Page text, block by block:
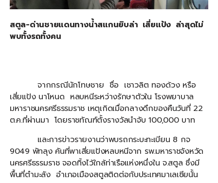
สตูล-ด่านชายแดนทางน้ำสแกนยิบล่า เสี่ยแป้ง ล่าสุดไม่
พบทั้งรถทั้งคน
จากกรณีนักโทษชาย ชื่อ เชาวลิต ทองด้วง หรือ
เสี่ยแป้ง นาโหนด หลบหนีระหว่างรักษาตัวใน โรงพยาบาล
มหาราชนครศรีธรรมราช เหตุเกิดเมื่อกลางดึกของคืนวันที่ 22
ต.ค.ที่ผ่านมา โดยราชทัณฑ์ตั้งรางวัลนำจับ 100,000 บาท
และการข่าวรายงานว่าพบรถกระบะทะเบียน 8 กจ
9049 พัทลุง คันที่พาเสี่ยแป้งหลบหนีจาก รพ.มหาราชจังหวัด
นครศรีธรรมราช จอดทิ้งไว้ใกล้ท่าเรือแห่งหนึ่งใน จ.สตูล ซึ่งมี
พื้นที่ตำมะลัง อำเภอเมืองสตูลติดต่อกับประเทศมาเลเซียนั้น